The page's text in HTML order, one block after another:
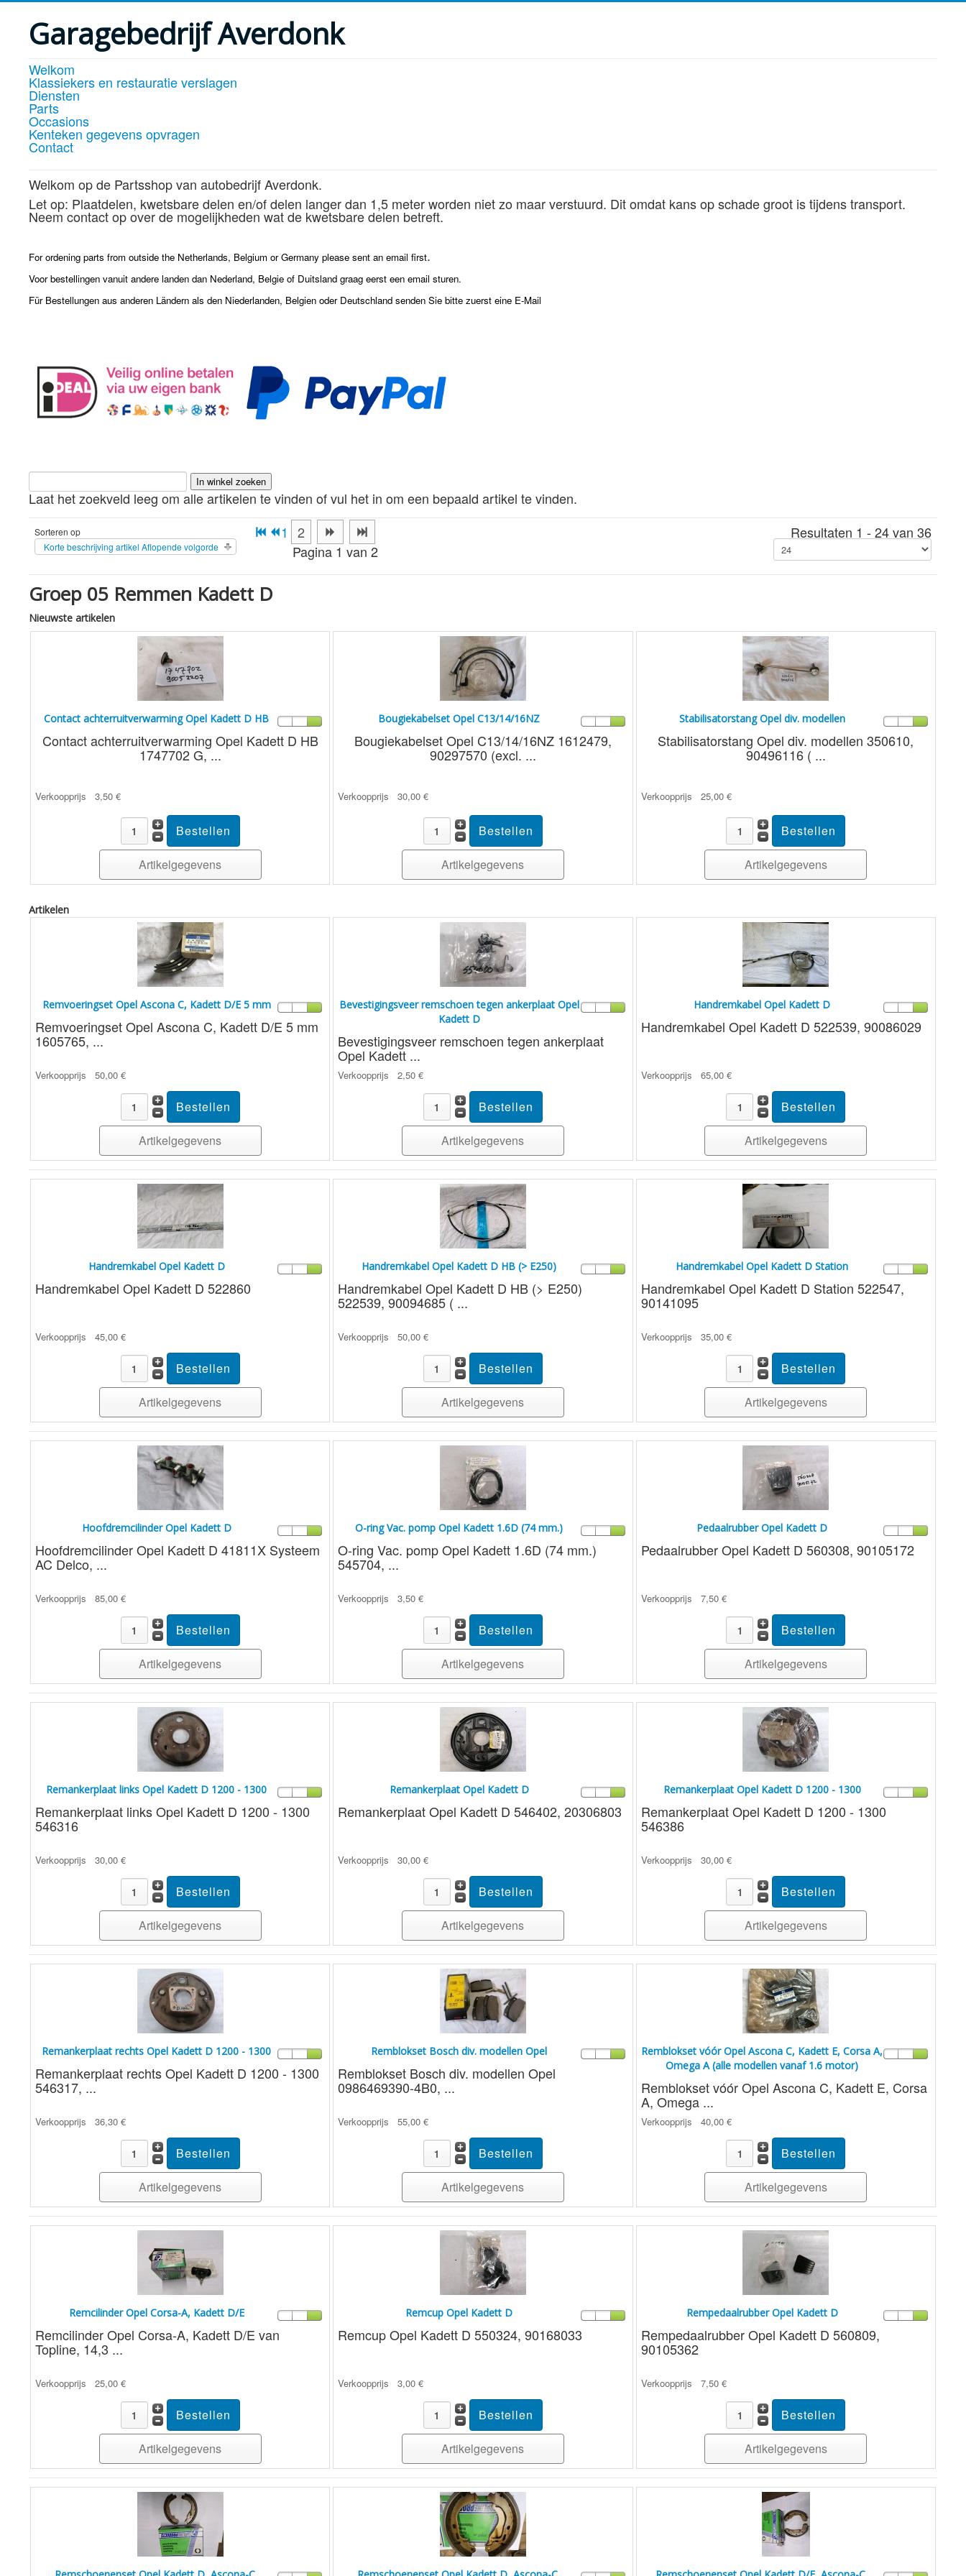
Garagebedrijf Averdonk
Welkom
Klassiekers en restauratie verslagen
Diensten
Parts
Occasions
Kenteken gegevens opvragen
Contact
Welkom op de Partsshop van autobedrijf Averdonk.
Let op: Plaatdelen, kwetsbare delen en/of delen langer dan 1,5 meter worden niet zo maar verstuurd. Dit omdat kans op schade groot is tijdens transport.
Neem contact op over de mogelijkheden wat de kwetsbare delen betreft.
For ordening parts from outside the Netherlands, Belgium or Germany please sent an email first.
Voor bestellingen vanuit andere landen dan Nederland, Belgie of Duitsland graag eerst een email sturen.
Für Bestellungen aus anderen Ländern als den Niederlanden, Belgien oder Deutschland senden Sie bitte zuerst eine E-Mail
Laat het zoekveld leeg om alle artikelen te vinden of vul het in om een bepaald artikel te vinden.
Sorteren op
Korte beschrijving artikel Aflopende volgorde
1
2
Pagina 1 van 2
Resultaten 1 - 24 van 36
Groep 05 Remmen Kadett D
Nieuwste artikelen
Contact achterruitverwarming Opel Kadett D HB
Contact achterruitverwarming Opel Kadett D HB
1747702 G, ...
Verkoopprijs 3,50 €
Artikelgegevens
Bougiekabelset Opel C13/14/16NZ
Bougiekabelset Opel C13/14/16NZ 1612479,
90297570 (excl. ...
Verkoopprijs 30,00 €
Artikelgegevens
Stabilisatorstang Opel div. modellen
Stabilisatorstang Opel div. modellen 350610,
90496116 ( ...
Verkoopprijs 25,00 €
Artikelgegevens
Artikelen
Remvoeringset Opel Ascona C, Kadett D/E 5 mm
Remvoeringset Opel Ascona C, Kadett D/E 5 mm
1605765, ...
Verkoopprijs 50,00 €
Artikelgegevens
Bevestigingsveer remschoen tegen ankerplaat Opel
Kadett D
Bevestigingsveer remschoen tegen ankerplaat
Opel Kadett ...
Verkoopprijs 2,50 €
Artikelgegevens
Handremkabel Opel Kadett D
Handremkabel Opel Kadett D 522539, 90086029
Verkoopprijs 65,00 €
Artikelgegevens
Handremkabel Opel Kadett D
Handremkabel Opel Kadett D 522860
Verkoopprijs 45,00 €
Artikelgegevens
Handremkabel Opel Kadett D HB (> E250)
Handremkabel Opel Kadett D HB (> E250)
522539, 90094685 ( ...
Verkoopprijs 50,00 €
Artikelgegevens
Handremkabel Opel Kadett D Station
Handremkabel Opel Kadett D Station 522547,
90141095
Verkoopprijs 35,00 €
Artikelgegevens
Hoofdremcilinder Opel Kadett D
Hoofdremcilinder Opel Kadett D 41811X Systeem
AC Delco, ...
Verkoopprijs 85,00 €
Artikelgegevens
O-ring Vac. pomp Opel Kadett 1.6D (74 mm.)
O-ring Vac. pomp Opel Kadett 1.6D (74 mm.)
545704, ...
Verkoopprijs 3,50 €
Artikelgegevens
Pedaalrubber Opel Kadett D
Pedaalrubber Opel Kadett D 560308, 90105172
Verkoopprijs 7,50 €
Artikelgegevens
Remankerplaat links Opel Kadett D 1200 - 1300
Remankerplaat links Opel Kadett D 1200 - 1300
546316
Verkoopprijs 30,00 €
Artikelgegevens
Remankerplaat Opel Kadett D
Remankerplaat Opel Kadett D 546402, 20306803
Verkoopprijs 30,00 €
Artikelgegevens
Remankerplaat Opel Kadett D 1200 - 1300
Remankerplaat Opel Kadett D 1200 - 1300
546386
Verkoopprijs 30,00 €
Artikelgegevens
Remankerplaat rechts Opel Kadett D 1200 - 1300
Remankerplaat rechts Opel Kadett D 1200 - 1300
546317, ...
Verkoopprijs 36,30 €
Artikelgegevens
Remblokset Bosch div. modellen Opel
Remblokset Bosch div. modellen Opel
0986469390-4B0, ...
Verkoopprijs 55,00 €
Artikelgegevens
Remblokset vóór Opel Ascona C, Kadett E, Corsa A,
Omega A (alle modellen vanaf 1.6 motor)
Remblokset vóór Opel Ascona C, Kadett E, Corsa
A, Omega ...
Verkoopprijs 40,00 €
Artikelgegevens
Remcilinder Opel Corsa-A, Kadett D/E
Remcilinder Opel Corsa-A, Kadett D/E van
Topline, 14,3 ...
Verkoopprijs 25,00 €
Artikelgegevens
Remcup Opel Kadett D
Remcup Opel Kadett D 550324, 90168033
Verkoopprijs 3,00 €
Artikelgegevens
Rempedaalrubber Opel Kadett D
Rempedaalrubber Opel Kadett D 560809,
90105362
Verkoopprijs 7,50 €
Artikelgegevens